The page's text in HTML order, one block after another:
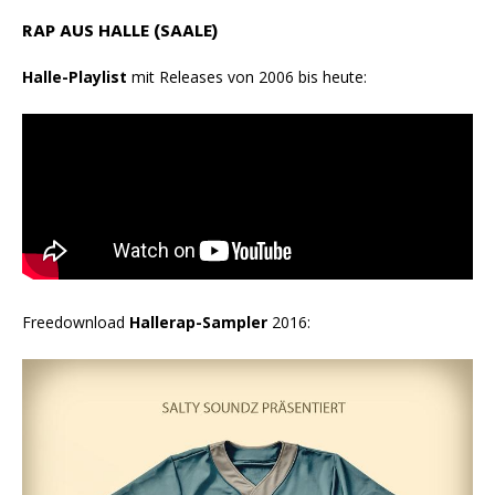
RAP AUS HALLE (SAALE)
Halle-Playlist mit Releases von 2006 bis heute:
Freedownload Hallerap-Sampler 2016: